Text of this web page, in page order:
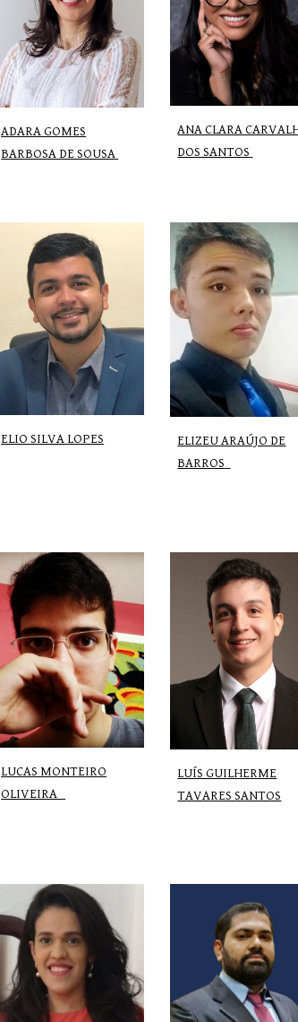
ADARA GOMES
BARBOSA DE SOUSA
ANA CLARA
DOS SANTOS
ELIO SILVA LOPES
ELIZEU ARAÚJO DE
BARROS
LUCAS MONTEIRO
OLIVEIRA
LUÍS GUILHERME
TAVARES SANTOS